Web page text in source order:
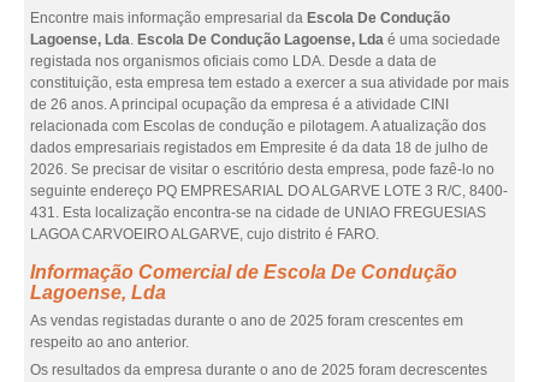
Encontre mais informação empresarial da Escola De Condução
Lagoense, Lda. Escola De Condução Lagoense, Lda é uma sociedade
registada nos organismos oficiais como LDA. Desde a data de
constituição, esta empresa tem estado a exercer a sua atividade por mais
de 26 anos. A principal ocupação da empresa é a atividade CINI
relacionada com Escolas de condução e pilotagem. A atualização dos
dados empresariais registados em Empresite é da data 18 de julho de
2026. Se precisar de visitar o escritório desta empresa, pode fazê-lo no
seguinte endereço PQ EMPRESARIAL DO ALGARVE LOTE 3 R/C, 8400-
431. Esta localização encontra-se na cidade de UNIAO FREGUESIAS
LAGOA CARVOEIRO ALGARVE, cujo distrito é FARO.
Informação Comercial de Escola De Condução
Lagoense, Lda
As vendas registadas durante o ano de 2025 foram crescentes em
respeito ao ano anterior.
Os resultados da empresa durante o ano de 2025 foram decrescentes